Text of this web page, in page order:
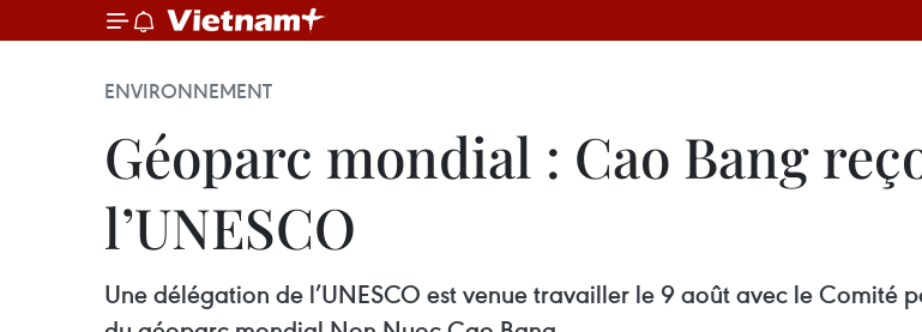
ENVIRONNEMENT
Géoparc mondial : Cao Bang
l’UNESCO
Une délégation de l’UNESCO est venue travailler le 9 août avec le